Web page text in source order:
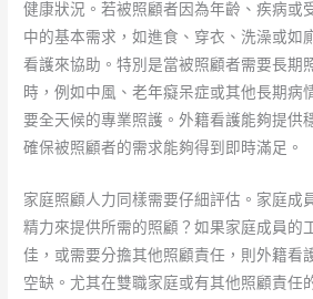
健康狀況。若被照顧者因為年齡、疾病或
中的基本需求，如進食、穿衣、洗澡或如
看護來協助。特別是當被照顧者需要長期
時，例如中風、老年癡呆症或其他長期病
要全天候的專業照護。外籍看護能夠提供
確保被照顧者的需求能夠得到即時滿足。
家庭照顧人力同樣需要仔細評估。家庭成
精力來提供所需的照顧？如果家庭成員的
佳，或需要分擔其他照顧責任，則外籍看
空缺。尤其在雙職家庭或有其他照顧責任